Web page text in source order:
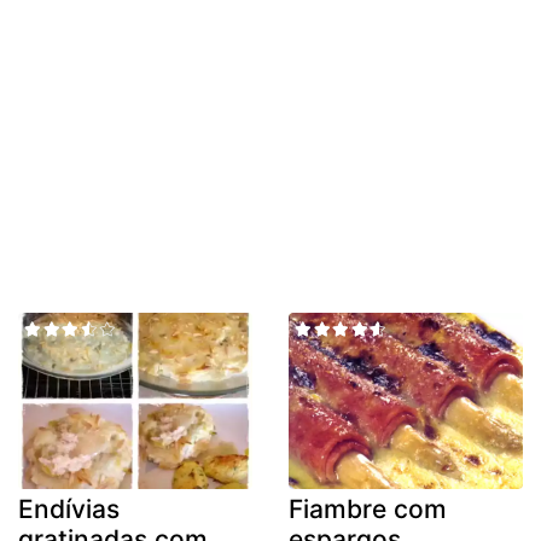
Endívias
Fiambre com